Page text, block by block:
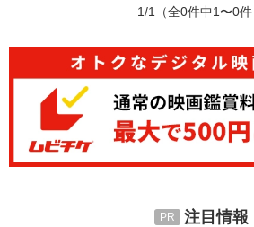
1/1 （全0件中1〜0件
注目情報